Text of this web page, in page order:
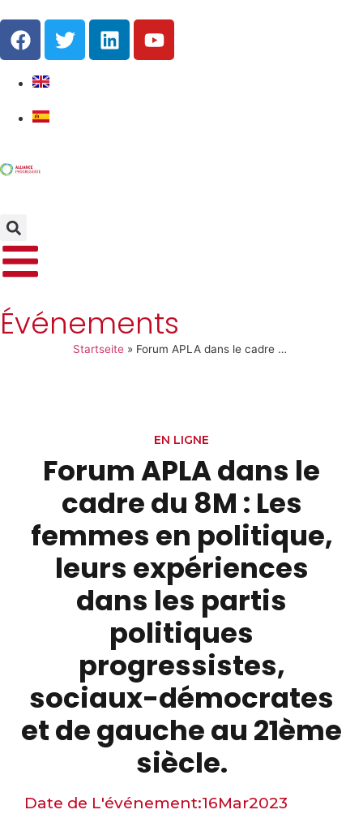
Événements
Startseite» Forum APLA dans le cadre du 8M : Les femmes en politique, leurs expériences dans les partis politiques progressistes, sociaux-démocrates et de gauche au 21ème siècle.
EN LIGNE
Forum APLA dans le
cadre du 8M : Les
femmes en politique,
leurs expériences
dans les partis
politiques
progressistes,
sociaux-démocrates
et de gauche au 21ème
siècle.
Date de L'événement:16Mar2023